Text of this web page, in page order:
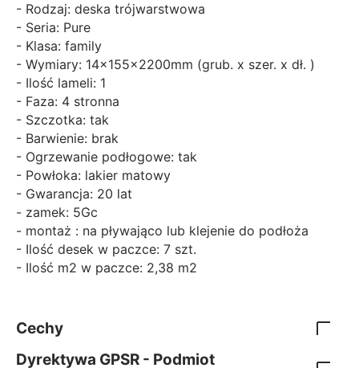
- Rodzaj: deska trójwarstwowa
- Seria: Pure
- Klasa: family
- Wymiary: 14x155x2200mm (grub. x szer. x dł. )
- Ilość lameli: 1
- Faza: 4 stronna
- Szczotka: tak
- Barwienie: brak
- Ogrzewanie podłogowe: tak
- Powłoka: lakier matowy
- Gwarancja: 20 lat
- zamek: 5Gc
- montaż : na pływająco lub klejenie do podłoża
- Ilość desek w paczce: 7 szt.
- Ilość m2 w paczce: 2,38 m2
Cechy
Dyrektywa GPSR - Podmiot